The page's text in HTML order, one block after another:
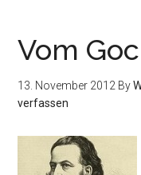
Vom
13. November 2012 By
verfassen